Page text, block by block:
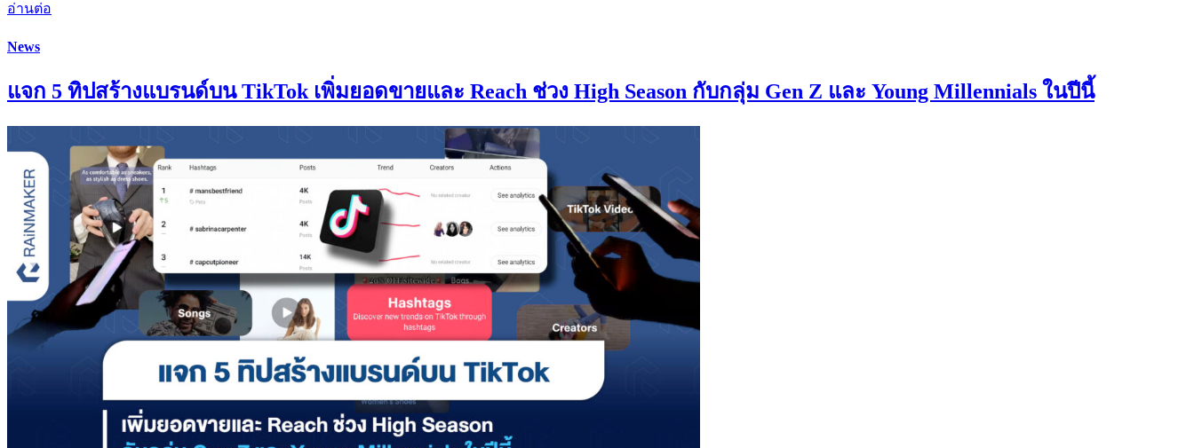
อ่านต่อ
News
แจก 5 ทิปสร้างแบรนด์บน TikTok เพิ่มยอดขายและ Reach ช่วง High Season กับกลุ่ม Gen Z และ Young Millennials ในปีนี้